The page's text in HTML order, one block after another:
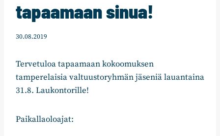
tapaamaan sinua!
30.08.2019
Tervetuloa tapaamaan kokoomuksen
tamperelaisia valtuustoryhmän jäseniä lauantaina
31.8. Laukontorille!
Paikallaoloajat: